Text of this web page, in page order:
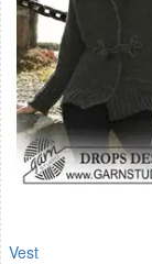
Vest